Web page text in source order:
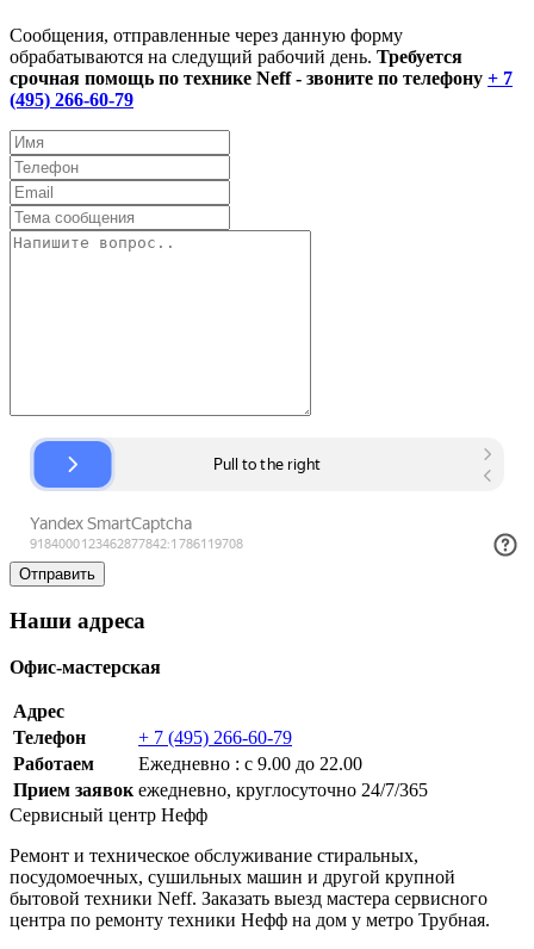
Сообщения, отправленные через данную форму
обрабатываются на следущий рабочий день. Требуется
срочная помощь по технике Neff - звоните по телефону + 7
(495) 266-60-79
Наши адреса
Офис-мастерская
Адрес
Телефон
+ 7 (495) 266-60-79
Работаем
Ежедневно : с 9.00 до 22.00
Прием заявок ежедневно, круглосуточно 24/7/365
Сервисный центр Нефф
Ремонт и техническое обслуживание стиральных,
посудомоечных, сушильных машин и другой крупной
бытовой техники Neff. Заказать выезд мастера сервисного
центра по ремонту техники Нефф на дом у метро Трубная.